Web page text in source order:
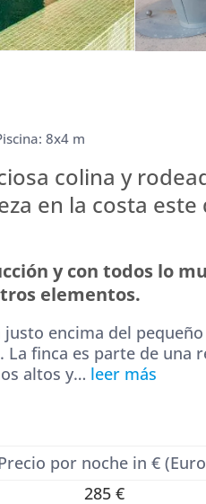
8x4 m
colina y
en la costa este
y con todos lo
elementos.
encima del
finca es parte de una
altos y… leer más
por noche in €
285 €